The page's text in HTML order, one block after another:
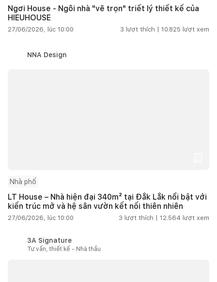
Ngơi House - Ngôi nhà "vẽ trọn" triết lý thiết kế của
HIEUHOUSE
27/06/2026, lúc 10:00 3 lượt thích | 10.825 lượt xem
NNA Design
Nhà phố
LT House – Nhà hiện đại 340m² tại Đắk Lắk nổi bật với
kiến trúc mở và hệ sân vườn kết nối thiên nhiên
27/06/2026, lúc 10:00 3 lượt thích | 12.564 lượt xem
3A Signature
Tư vấn, thiết kế - Nhà thầu